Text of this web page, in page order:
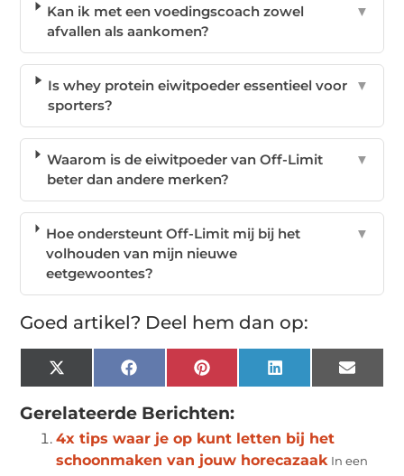
Kan ik met een voedingscoach zowel
afvallen als aankomen?
▼
Is whey protein eiwitpoeder essentieel voor
sporters?
▼
Waarom is de eiwitpoeder van Off-Limit
beter dan andere merken?
▼
Hoe ondersteunt Off-Limit mij bij het
volhouden van mijn nieuwe
eetgewoontes?
▼
Goed artikel? Deel hem dan op:
X
(Twitter)
Facebook Pinterest LinkedIn Email
Gerelateerde Berichten:
4x tips waar je op kunt letten bij het
schoonmaken van jouw horecazaak In een